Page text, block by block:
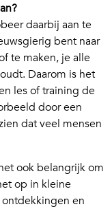
daarbij aan te
bent naar
te maken, je alle
Daarom is het
les of training de
door een
dat veel mensen
ook belangrijk om
op in kleine
en